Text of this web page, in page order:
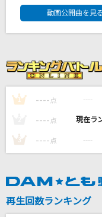
炎と森のカーニバ
SEKAI NO OWARI(世界の終
[生音]オリオンを
[生音]時の過ぎゆ
DAM★と
動画公開曲を見る
1 ---- 点 ----
---- 点 ----
3 ---- 点 ----
再生回数ランキング